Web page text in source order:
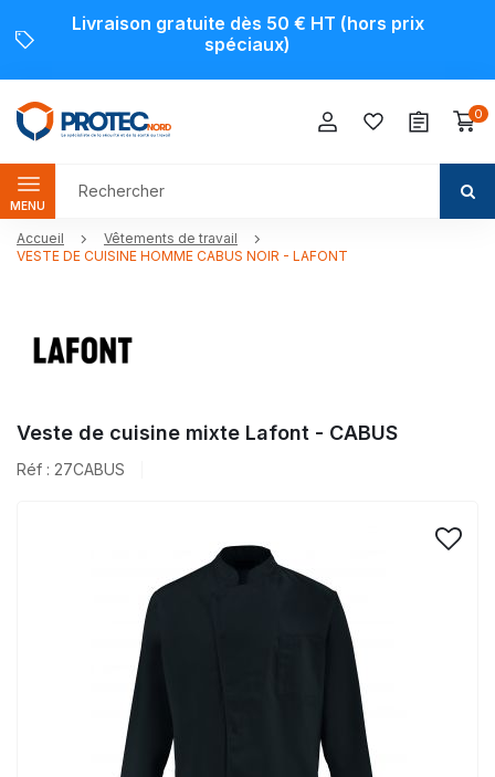
Livraison gratuite dès 50 € HT (hors prix
spéciaux)
0
MENU
Accueil
Vêtements de travail
VESTE DE CUISINE HOMME CABUS NOIR - LAFONT
Veste de cuisine mixte Lafont - CABUS
Réf : 27CABUS